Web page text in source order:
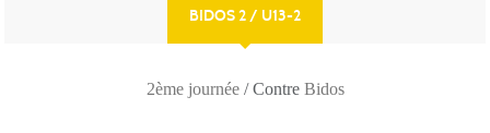
BIDOS 2 / U13-2
2ème journée / Contre Bidos